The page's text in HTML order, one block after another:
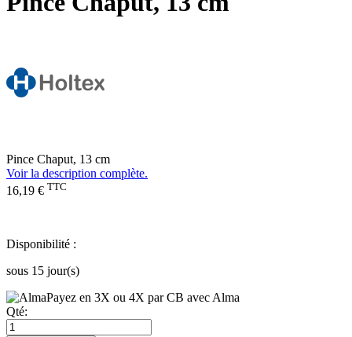
Pince Chaput, 13 cm
Voir la description complète.
16,19 € TTC
Disponibilité :
sous 15 jour(s)
Payez en 3X ou 4X par CB avec Alma
Qté: